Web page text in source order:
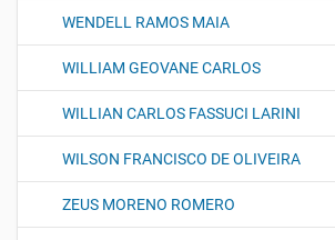
WENDELL RAMOS MAIA
WILLIAM GEOVANE CARLOS
WILLIAN CARLOS FASSUCI LARINI
WILSON FRANCISCO DE OLIVEIRA
ZEUS MORENO ROMERO